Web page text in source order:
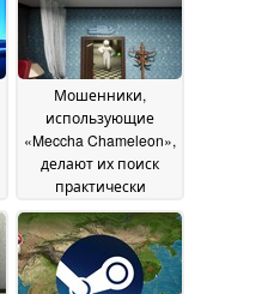
Мошенники,
использующие
«Meccha Chameleon»,
делают их поиск
практически
невозможным08 July
2026